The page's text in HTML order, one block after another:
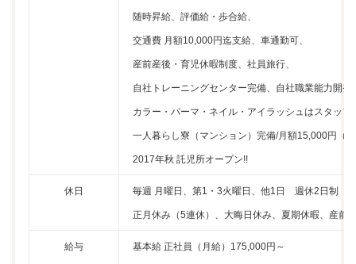
随時昇給、評価給・歩合給、
交通費 月額10,000円迄支給、車通勤可、
産前産後・育児休暇制度、社員旅行、
自社トレーニングセンター完備、自社職業能力開
カラー・パーマ・ネイル・アイラッシュはスタッ
一人暮らし寮（マンション）完備/月額15,000円（
2017年秋 託児所オープン!!
休日 毎週 月曜日、第1・3火曜日、他1日 週休2日制
正月休み（5連休）、大晦日休み、夏期休暇、産前
給与 基本給 正社員（月給）175,000円～